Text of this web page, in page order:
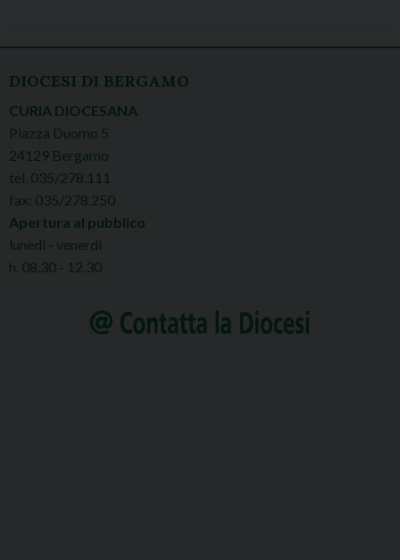
DIOCESI DI BERGAMO
CURIA DIOCESANA
Piazza Duomo 5
24129 Bergamo
tel. 035/278.111
fax: 035/278.250
Apertura al pubblico
lunedì - venerdì
h. 08.30 - 12.30